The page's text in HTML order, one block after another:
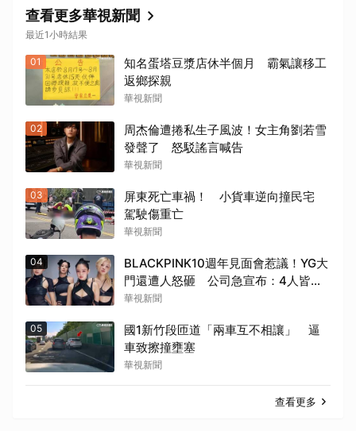
查看更多華視新聞
最近1小時結果
01
知名蛋塔豆漿店休半個月 霸氣讓移工
返鄉探親
華視新聞
02
周杰倫遭捲私生子風波！女主角劉若雪
發聲了 怒駁謠言喊告
華視新聞
03
屏東死亡車禍！ 小貨車逆向撞民宅
駕駛傷重亡
華視新聞
04
BLACKPINK10週年見面會惹議！YG大
門還遭人怒砸 公司急宣布：4人皆出
席活動
華視新聞
05
國1新竹段匝道「兩車互不相讓」 逼
車致擦撞壅塞
華視新聞
查看更多